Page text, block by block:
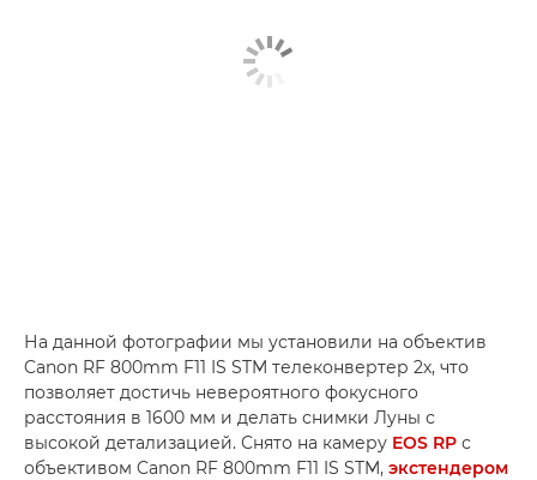
На данной фотографии мы установили на объектив
Canon RF 800mm F11 IS STM телеконвертер 2х, что
позволяет достичь невероятного фокусного
расстояния в 1600 мм и делать снимки Луны с
высокой детализацией. Снято на камеру EOS RP с
объективом Canon RF 800mm F11 IS STM, экстендером